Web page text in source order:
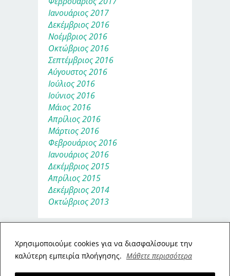
Xρησιμοποιούμε cookies για να διασφαλίσουμε την
καλύτερη εμπειρία πλοήγησης. Μάθετε περισσότερα
Ιανουάριος 2017
Δεκέμβριος 2016
Νοέμβριος 2016
Οκτώβριος 2016
Σεπτέμβριος 2016
Αύγουστος 2016
Ιούλιος 2016
Ιούνιος 2016
Μάιος 2016
Απρίλιος 2016
Μάρτιος 2016
Φεβρουάριος 2016
Ιανουάριος 2016
Δεκέμβριος 2015
Απρίλιος 2015
Δεκέμβριος 2014
Οκτώβριος 2013